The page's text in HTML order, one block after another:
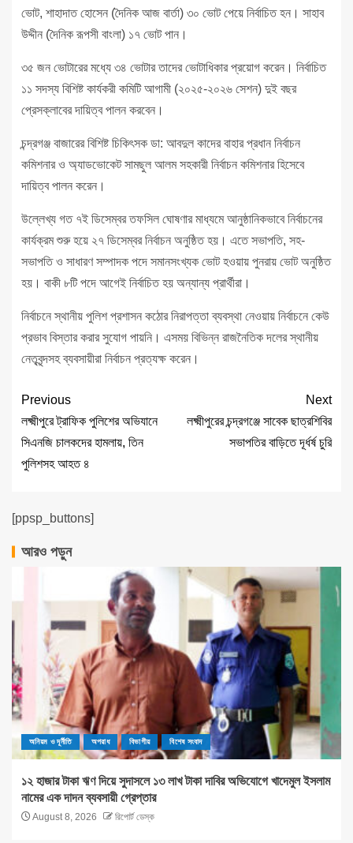
ভোট, শাহাদাত হোসেন (দৈনিক আজ বার্তা) ৩০ ভোট পেয়ে নির্বাচিত হন। সাহাব
উদ্দীন (দৈনিক রূপসী বাংলা) ১৭ ভোট পান।
৩৫ জন ভোটারের মধ্যে ৩৪ ভোটার তাদের ভোটাধিকার প্রয়োগ করেন। নির্বাচিত
১১ সদস্য বিশিষ্ট কার্যকরী কমিটি আগামী (২০২৫-২০২৬ সেশন) দুই বছর
প্রেসক্লাবের দায়িত্ব পালন করবেন।
চন্দ্রগঞ্জ বাজারের বিশিষ্ট চিকিৎসক ডা: আবদুল কাদের বাহার প্রধান নির্বাচন
কমিশনার ও অ্যাডভোকেট সামছুল আলম সহকারী নির্বাচন কমিশনার হিসেবে
দায়িত্ব পালন করেন।
উল্লেখ্য গত ৭ই ডিসেম্বর তফসিল ঘোষণার মাধ্যমে আনুষ্ঠানিকভাবে নির্বাচনের
কার্যক্রম শুরু হয়ে ২৭ ডিসেম্বর নির্বাচন অনুষ্ঠিত হয়। এতে সভাপতি, সহ-
সভাপতি ও সাধারণ সম্পাদক পদে সমানসংখ্যক ভোট হওয়ায় পুনরায় ভোট অনুষ্ঠিত
হয়। বাকী ৮টি পদে আগেই নির্বাচিত হয় অন্যান্য প্রার্থীরা।
নির্বাচনে স্থানীয় পুলিশ প্রশাসন কঠোর নিরাপত্তা ব্যবস্থা নেওয়ায় নির্বাচনে কেউ
প্রভাব বিস্তার করার সুযোগ পায়নি। এসময় বিভিন্ন রাজনৈতিক দলের স্থানীয়
নেতৃবৃন্দসহ ব্যবসায়ীরা নির্বাচন প্রত্যক্ষ করেন।
Previous
লক্ষ্মীপুরে ট্রাফিক পুলিশের অভিযানে
সিএনজি চালকদের হামলায়, তিন
পুলিশসহ আহত ৪
Next
লক্ষ্মীপুরের চন্দ্রগঞ্জে সাবেক ছাত্রশিবির
সভাপতির বাড়িতে দূর্ধর্ষ চুরি
[ppsp_buttons]
আরও পড়ুন
অনিয়ম ও দূর্নীতি অপরাধ বিভাগীয় বিশেষ সংবাদ
১২ হাজার টাকা ঋণ দিয়ে সুদাসলে ১৩ লাখ টাকা দাবির অভিযোগে খাদেমুল ইসলাম
নামের এক দাদন ব্যবসায়ী গ্রেপ্তার
August 8, 2026 রিপোর্ট ডেস্ক